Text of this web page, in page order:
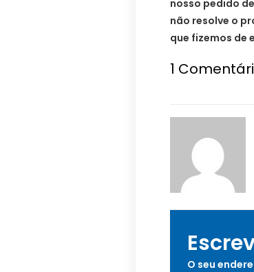
nosso pedido
não resolve o
que fizemos de
1
O seu